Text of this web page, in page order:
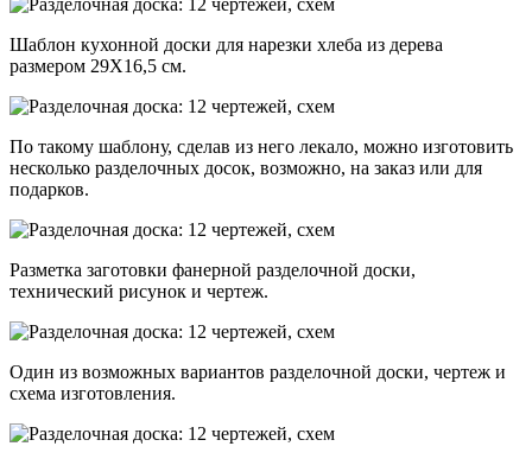
Шаблон кухонной доски для нарезки хлеба из дерева
размером 29Х16,5 см.
По такому шаблону, сделав из него лекало, можно изготовить
несколько разделочных досок, возможно, на заказ или для
подарков.
Разметка заготовки фанерной разделочной доски,
технический рисунок и чертеж.
Один из возможных вариантов разделочной доски, чертеж и
схема изготовления.